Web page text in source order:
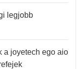
legjobb
a joyetech ego aio